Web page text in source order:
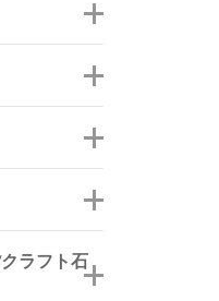
ラフト石